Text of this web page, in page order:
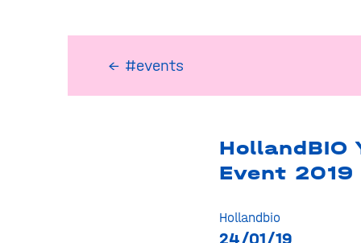
← #events
HollandBIO
Event 2019
Hollandbio